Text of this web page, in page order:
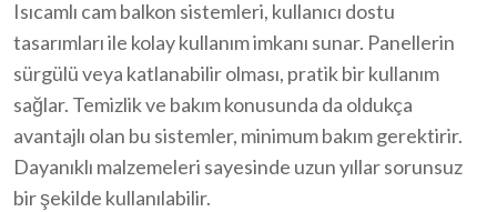
Isıcamlı cam balkon sistemleri, kullanıcı dostu
tasarımları ile kolay kullanım imkanı sunar. Panellerin
sürgülü veya katlanabilir olması, pratik bir kullanım
sağlar. Temizlik ve bakım konusunda da oldukça
avantajlı olan bu sistemler, minimum bakım gerektirir.
Dayanıklı malzemeleri sayesinde uzun yıllar sorunsuz
bir şekilde kullanılabilir.